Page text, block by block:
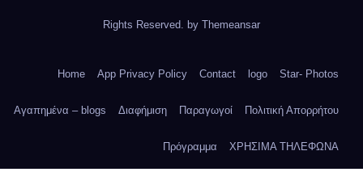
Rights Reserved. by Themeansar
Home App Privacy Policy Contact logo Star- Photos
Αγαπημένα – blogs Διαφήμιση Παραγωγοί Πολιτική Απορρήτου
Πρόγραμμα ΧΡΗΣΙΜΑ ΤΗΛΕΦΩΝΑ